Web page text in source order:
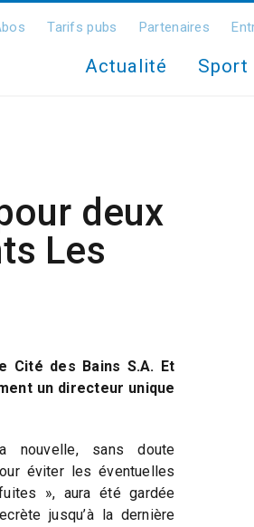
Tarifs pubs Partenaires
Actualité Sport
deux
Les
Cité des Bains S.A. Et
un directeur unique
nouvelle, sans doute
éviter les éventuelles
», aura été gardée
jusqu’à la dernière